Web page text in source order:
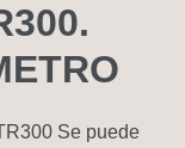
Se puede